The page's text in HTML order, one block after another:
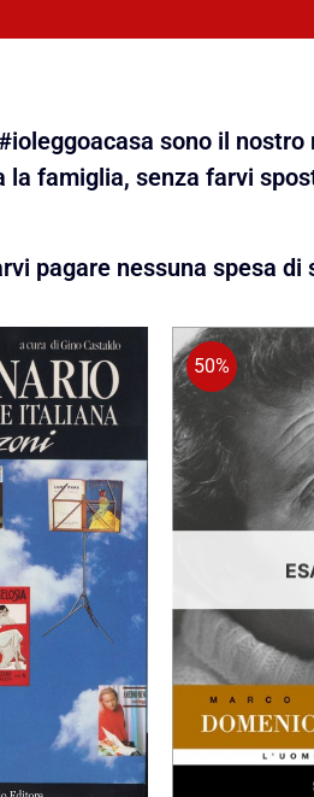
sono il nostro
famiglia, senza farvi
pagare nessuna spesa di
50%